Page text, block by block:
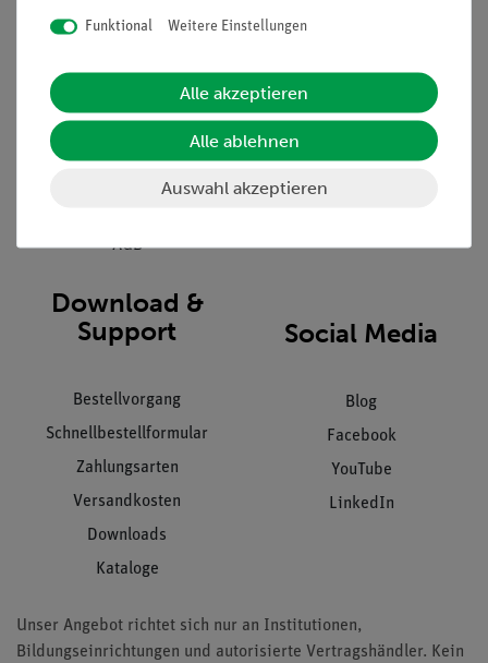
Stellenangebote
Kontakt
Hinweisgeberschutz
AGB
Einräumservice
Inbetriebnahme & Schulungen
Download &
Support
Bestellvorgang
Schnellbestellformular
Zahlungsarten
Versandkosten
Downloads
Kataloge
Social Media
Blog
Facebook
YouTube
LinkedIn
Unser Angebot richtet sich nur an Institutionen,
Bildungseinrichtungen und autorisierte Vertragshändler. Kein
Funktional Weitere Einstellungen
Alle akzeptieren
Alle ablehnen
Auswahl akzeptieren